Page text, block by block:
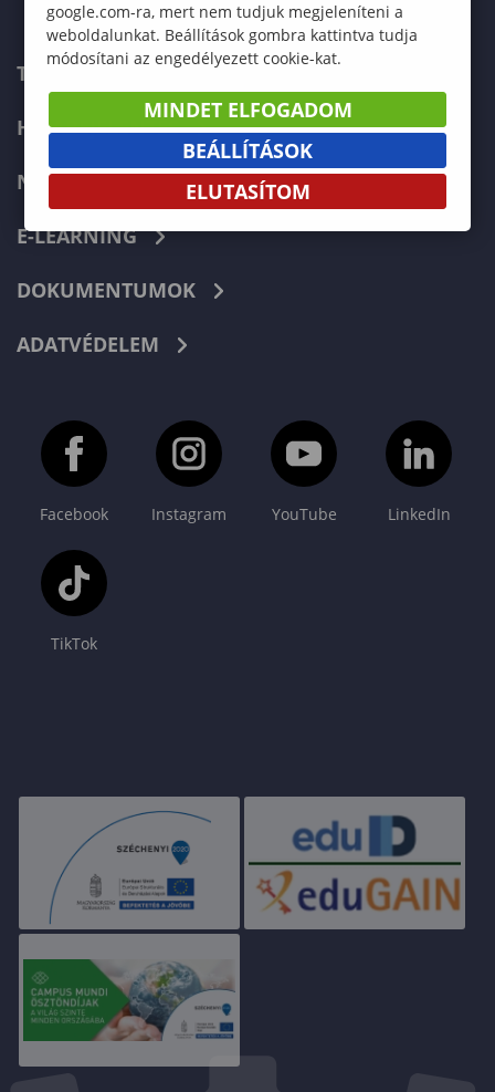
TELEFONKÖNYV
HIBABEJELENTÉS
NEPTUN
E-LEARNING
DOKUMENTUMOK
ADATVÉDELEM
Facebook Instagram YouTube LinkedIn
TikTok
google.com-ra, mert nem tudjuk megjeleníteni a
weboldalunkat. Beállítások gombra kattintva tudja
módosítani az engedélyezett cookie-kat.
MINDET ELFOGADOM
BEÁLLÍTÁSOK
ELUTASÍTOM